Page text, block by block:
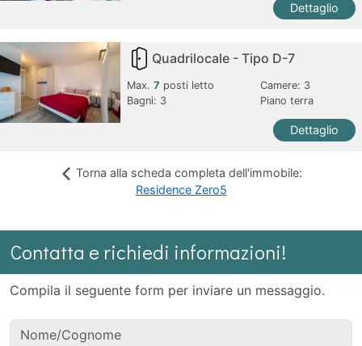
Dettaglio
Quadrilocale - Tipo D-7
Max.7 posti letto Camere: 3
Bagni: 3 Piano terra
Dettaglio
Torna alla scheda completa dell'immobile:
Residence Zero5
Contatta e richiedi informazioni!
Compila il seguente form per inviare un messaggio.